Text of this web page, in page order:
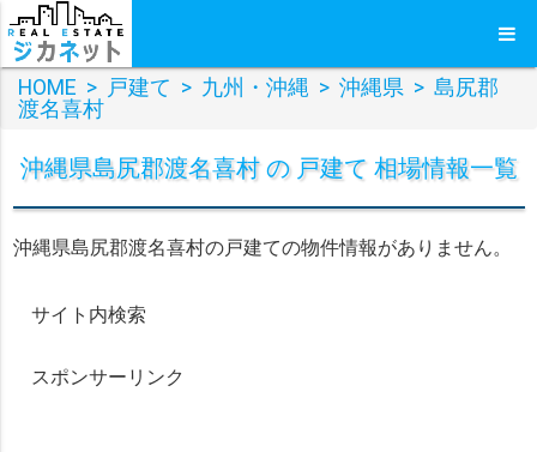
HOME > 戸建て > 九州・沖縄 > 沖縄県 > 島尻郡
渡名喜村
沖縄県島尻郡渡名喜村 の 戸建て 相場情報一覧
沖縄県島尻郡渡名喜村の戸建ての物件情報がありません。
サイト内検索
スポンサーリンク